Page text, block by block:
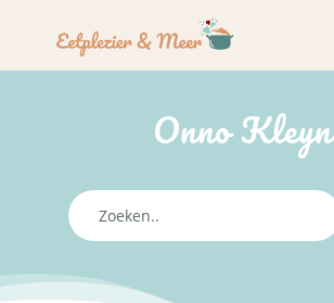
Onno Kleyn